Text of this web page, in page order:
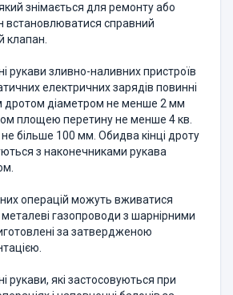
знімається для ремонту або
встановлюватися справний
клапан.
рукави зливно-наливних пристроїв
електричних зарядів повинні
дротом діаметром не менше 2 мм
площею перетину не менше 4 кв.
більше 100 мм. Обидва кінці дроту
з наконечниками рукава
операцій можуть вживатися
газопроводи з шарнірними
за затвердженою
рукави, які застосовуються при